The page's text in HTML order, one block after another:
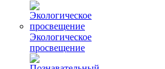
Экологическое
просвещение